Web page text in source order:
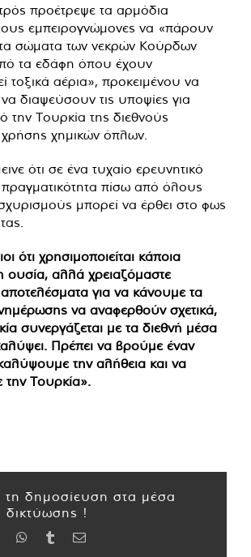
προέτρεψε τα αρμόδια
εμπειρογνώμονες να «πάρουν
σώματα των νεκρών Κούρδων
τα εδάφη όπου έχουν
τοξικά αέρια», προκειμένου να
διαψεύσουν τις υποψίες για
την Τουρκία της διεθνούς
χημικών όπλων.
ότι σε ένα τυχαίο ερευνητικό
πίσω από όλους
μπορεί να έρθει στο φως
ότι χρησιμοποιείται κάποια
ουσία, αλλά χρειαζόμαστε
για να κάνουμε τα
να αναφερθούν σχετικά,
συνεργάζεται με τα διεθνή μέσα
Πρέπει να βρούμε έναν
την αλήθεια και να
Τουρκία».
δημοσίευση στα μέσα
δικτύωσης !
Reddit WhatsApp
TumblrEmail